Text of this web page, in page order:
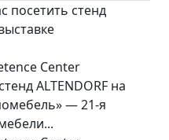
посетить стенд
Center
ALTENDORF на
— 21-я